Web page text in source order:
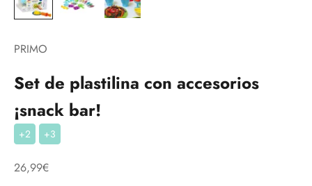
PRIMO
Set de plastilina con accesorios
¡snack bar!
+2 +3
Precio de oferta
26,99€